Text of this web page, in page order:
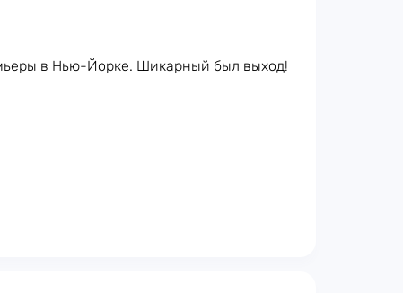
в Нью-Йорке. Шикарный был выход!